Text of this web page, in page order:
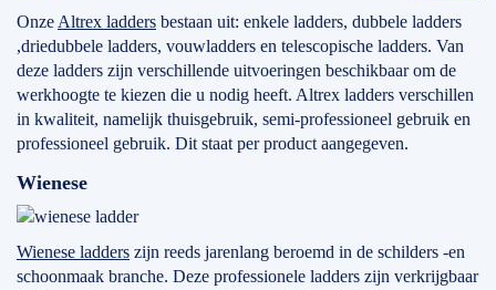
Onze Altrex ladders bestaan uit: enkele ladders, dubbele ladders
,driedubbele ladders, vouwladders en telescopische ladders. Van
deze ladders zijn verschillende uitvoeringen beschikbaar om de
werkhoogte te kiezen die u nodig heeft. Altrex ladders verschillen
in kwaliteit, namelijk thuisgebruik, semi-professioneel gebruik en
professioneel gebruik. Dit staat per product aangegeven.
Wienese
Wienese ladders zijn reeds jarenlang beroemd in de schilders -en
schoonmaak branche. Deze professionele ladders zijn verkrijgbaar